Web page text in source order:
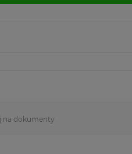
na dokumenty